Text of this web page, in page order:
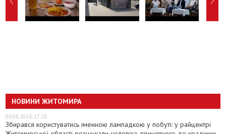
НОВИНИ ЖИТОМИРА
06.08.2026, 17:28
Збирався користуватись іменною лампадкою у побуті: у райцентрі